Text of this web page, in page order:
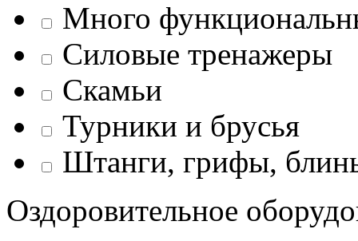
Много
Силовые тренажеры
Скамьи
Турники и брусья
Штанги, грифы,
Оздоровительное